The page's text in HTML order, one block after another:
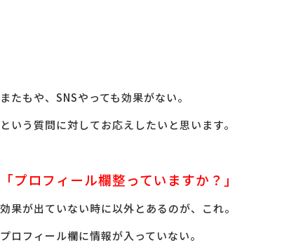
最新ブログ
アクセス
またもや、SNSやっても効果がない。
という質問に対してお応えしたいと思います。
「プロフィール欄整っていますか？」
効果が出ていない時に以外とあるのが、これ。
プロフィール欄に情報が入っていない。